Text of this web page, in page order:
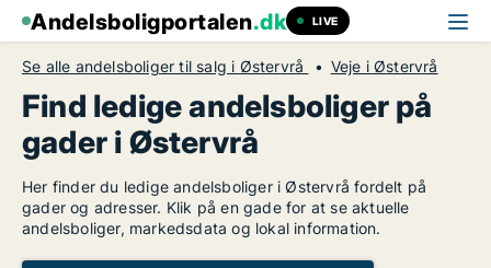
Andelsboligportalen.dk LIVE
Se alle andelsboliger til salg i Østervrå Veje i Østervrå
Find ledige andelsboliger på
gader i Østervrå
Her finder du ledige andelsboliger i Østervrå fordelt på
gader og adresser. Klik på en gade for at se aktuelle
andelsboliger, markedsdata og lokal information.